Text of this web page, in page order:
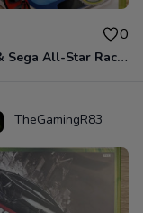
0
Sonic & Sega All-Star Racing - Transformed Xbox 360
TheGamingR83